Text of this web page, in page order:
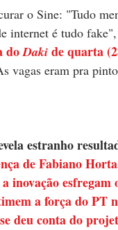
o Sine: "Tudo
internet é tudo
do Daki de quarta
vagas eram pra
estranho
de Fabiano
inovação esfregam
a força do PT
deu conta do